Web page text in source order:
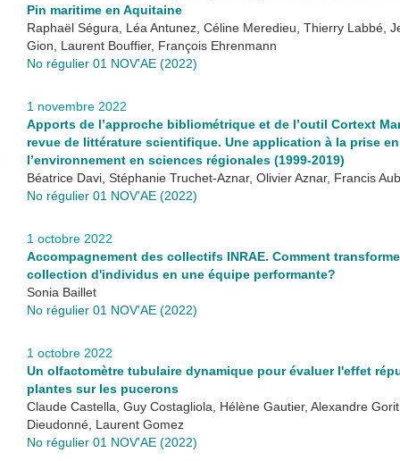
Pin maritime en Aquitaine
Raphaël Ségura, Léa Antunez, Céline Meredieu, Thierry Labbé,
Gion, Laurent Bouffier, François Ehrenmann
No régulier 01 NOV'AE (2022)
1 novembre 2022
Apports de l’approche bibliométrique et de l’outil Cortext
revue de littérature scientifique. Une application à la prise
l’environnement en sciences régionales (1999-2019)
Béatrice Davi, Stéphanie Truchet-Aznar, Olivier Aznar, Francis
No régulier 01 NOV'AE (2022)
1 octobre 2022
Accompagnement des collectifs INRAE. Comment
collection d'individus en une équipe performante?
Sonia Baillet
No régulier 01 NOV'AE (2022)
1 octobre 2022
Un olfactomètre tubulaire dynamique pour évaluer l'effet
plantes sur les pucerons
Claude Castella, Guy Costagliola, Hélène Gautier, Alexandre
Dieudonné, Laurent Gomez
No régulier 01 NOV'AE (2022)